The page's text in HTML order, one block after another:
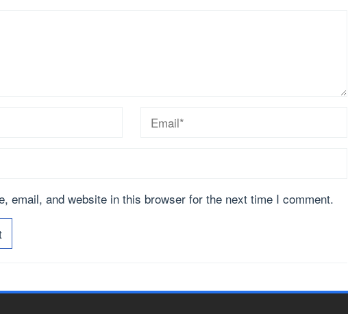
email, and website in this browser for the next time I comment.